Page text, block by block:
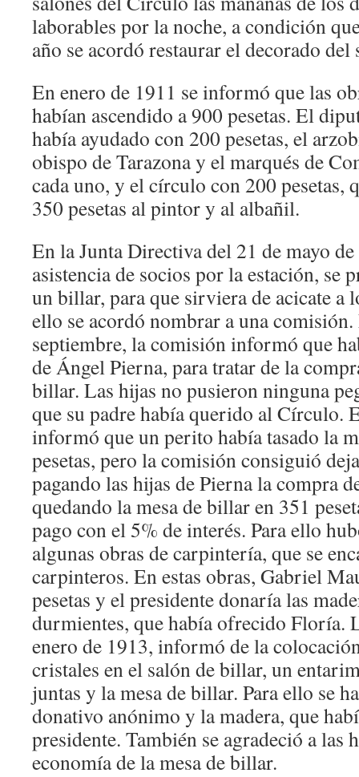
laborables por la noche, a condición
año se acordó restaurar el decorado del
En enero de 1911 se informó que las
habían ascendido a 900 pesetas. El
había ayudado con 200 pesetas, el
obispo de Tarazona y el marqués de
cada uno, y el círculo con 200 pesetas,
350 pesetas al pintor y al albañil.
En la Junta Directiva del 21 de mayo
asistencia de socios por la estación, se
un billar, para que sirviera de acicate a
ello se acordó nombrar a una
septiembre, la comisión informó que
de Ángel Pierna, para tratar de la
billar. Las hijas no pusieron ninguna
que su padre había querido al Círculo.
informó que un perito había tasado la
pesetas, pero la comisión consiguió
pagando las hijas de Pierna la compra
quedando la mesa de billar en 351
pago con el 5% de interés. Para ello
algunas obras de carpintería, que se
carpinteros. En estas obras, Gabriel
pesetas y el presidente donaría las
durmientes, que había ofrecido Floría.
enero de 1913, informó de la
cristales en el salón de billar, un
juntas y la mesa de billar. Para ello se
donativo anónimo y la madera, que
presidente. También se agradeció a las
economía de la mesa de billar.